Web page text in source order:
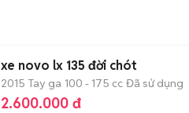
xe novo lx 135 đời chót
2015 Tay ga 100 - 175 cc Đã sử dụng
2.600.000 đ